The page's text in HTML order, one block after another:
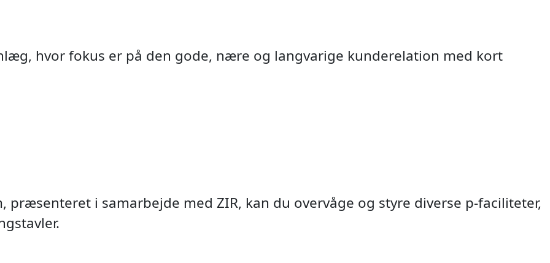
Videotælling
Byport fartviser
NavTech Radar
Detektorer
Adgang / ADK
A.I. persontælling
hvor fokus er på den gode, nære og langvarige kunderelation med kort
præsenteret i samarbejde med ZIR, kan du overvåge og styre diverse p-faciliteter,